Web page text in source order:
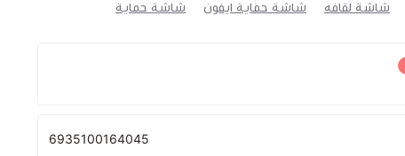
شاشة لقافه شاشة حماية ايفون شاشة حماية
6935100164045